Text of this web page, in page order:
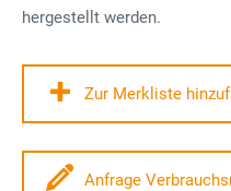
hergestellt werden.
Zur Merkliste
Anfrage